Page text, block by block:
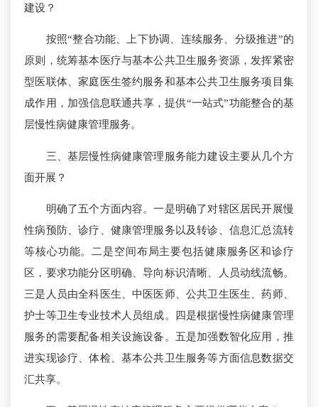
建设？
按照“整合功能、上下协调、连续服务、分级推进”的
原则，统筹基本医疗与基本公共卫生服务资源，发挥紧密
型医联体、家庭医生签约服务和基本公共卫生服务项目集
成作用，加强信息联通共享，提供“一站式”功能整合的基
层慢性病健康管理服务。
三、基层慢性病健康管理服务能力建设主要从几个方
面开展？
明确了五个方面内容。一是明确了对辖区居民开展慢
性病预防、诊疗、健康管理服务以及转诊、信息汇总流转
等核心功能。二是空间布局主要包括健康服务区和诊疗
区，要求功能分区明确、导向标识清晰、人员动线流畅。
三是人员由全科医生、中医医师、公共卫生医生、药师、
护士等卫生专业技术人员组成。四是根据慢性病健康管理
服务的需要配备相关设施设备。五是加强数智化应用，推
进实现诊疗、体检、基本公共卫生服务等方面信息数据交
汇共享。